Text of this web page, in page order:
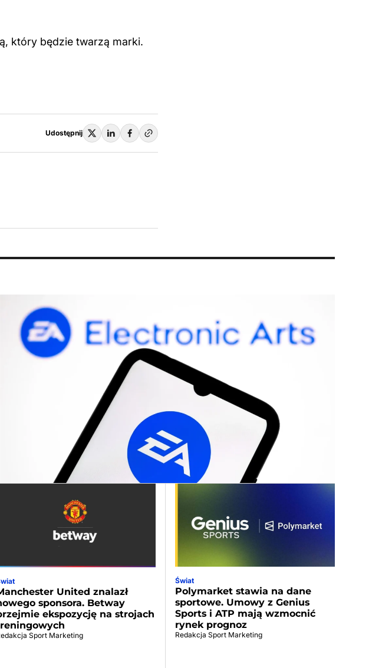
który będzie twarzą marki.
Udostępnij
United znalazł
sponsora. Betway
ekspozycję na strojach
Sport Marketing
Świat
Polymarket stawia na dane
sportowe. Umowy z Genius
Sports i ATP mają wzmocnić
rynek prognoz
Redakcja Sport Marketing